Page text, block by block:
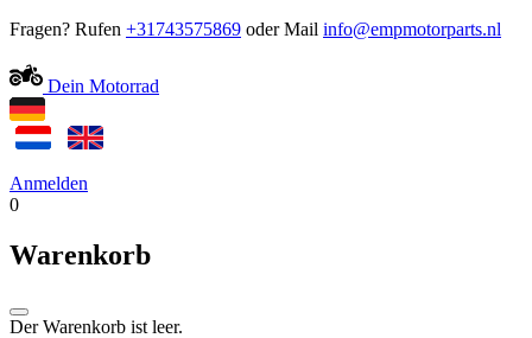
Fragen? Rufen +31743575869 oder Mail
Dein Motorrad
Anmelden
0
Warenkorb
Der Warenkorb ist leer.